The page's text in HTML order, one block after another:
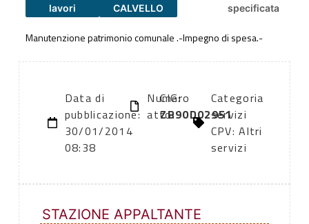
lavori
CALVELLO
specificata
Manutenzione patrimonio comunale .-Impegno di spesa.-
Data di
pubblicazione:
30/01/2014
08:38
Numero
atto:
CIG:
ZB90D02951
Categoria
servizi
CPV: Altri
servizi
STAZIONE APPALTANTE